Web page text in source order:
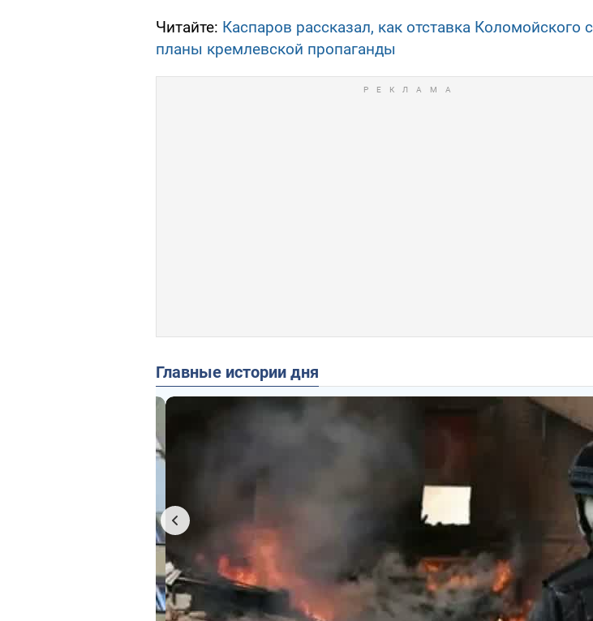
Читайте: Каспаров рассказал, как отставка Коломойского
планы кремлевской пропаганды
Главные истории дня